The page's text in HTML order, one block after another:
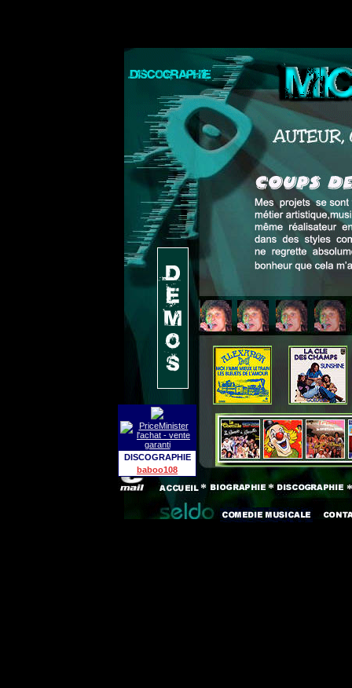
Mes projets se sont
métier artistique,
même réalisateur en
dans des styles
ne regrette
bonheur que cela
* * *
DISCOGRAPHIE
baboo108